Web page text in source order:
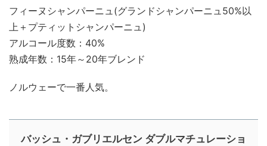
フィーヌシャンパーニュ(グランドシャンパーニュ50%以
上＋プティットシャンパーニュ)
アルコール度数：40%
熟成年数：15年～20年ブレンド
ノルウェーで一番人気。
バッシュ・ガブリエルセン ダブルマチュレーショ